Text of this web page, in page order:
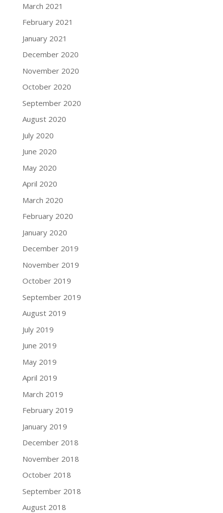
March 2021
February 2021
January 2021
December 2020
November 2020
October 2020
September 2020
August 2020
July 2020
June 2020
May 2020
April 2020
March 2020
February 2020
January 2020
December 2019
November 2019
October 2019
September 2019
August 2019
July 2019
June 2019
May 2019
April 2019
March 2019
February 2019
January 2019
December 2018
November 2018
October 2018
September 2018
August 2018